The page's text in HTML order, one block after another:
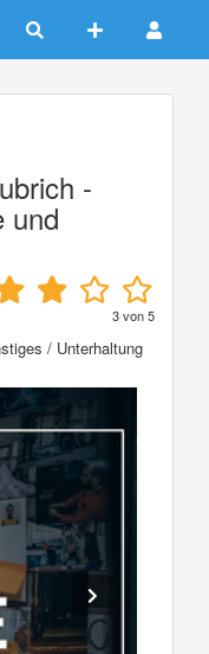
-
und
3von5
/ Unterhaltung